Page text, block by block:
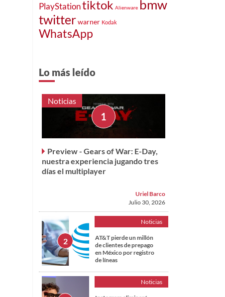
PlayStationtiktok Alienware bmw
twitterwarner Kodak
WhatsApp
Lo más leído
Noticias
Preview - Gears of War: E-Day,
nuestra experiencia jugando tres
días el multiplayer
Uriel Barco
Julio 30, 2026
Noticias
AT&T pierde un millón
de clientes de prepago
en México por registro
de líneas
Noticias